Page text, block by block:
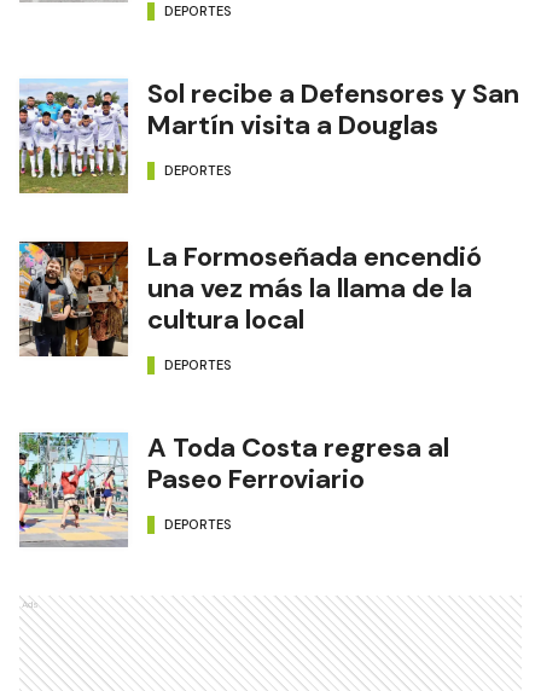
DEPORTES
Sol recibe a Defensores y San
Martín visita a Douglas
DEPORTES
La Formoseñada encendió
una vez más la llama de la
cultura local
DEPORTES
A Toda Costa regresa al
Paseo Ferroviario
DEPORTES
Ads